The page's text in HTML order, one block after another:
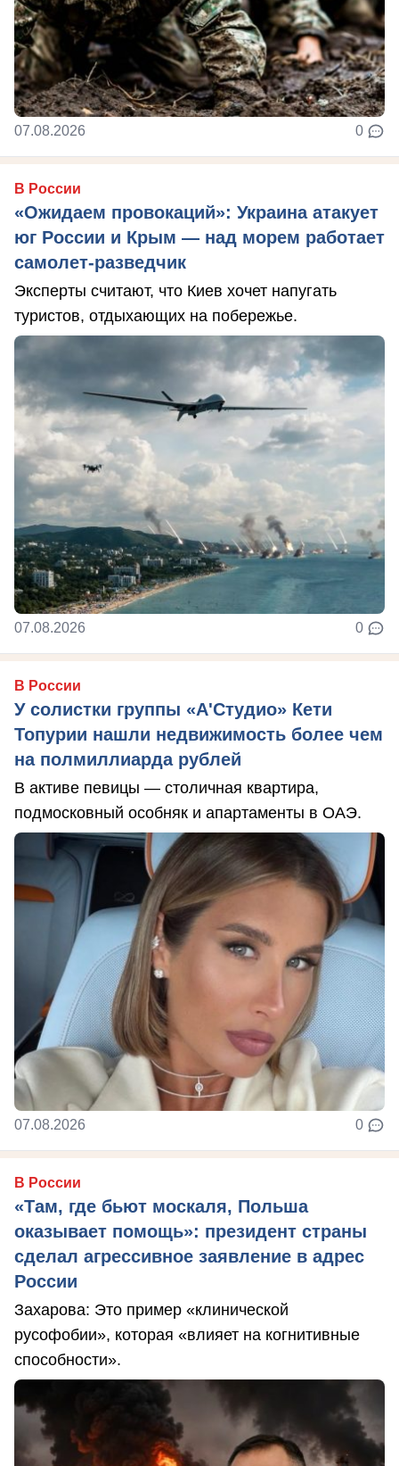
07.08.2026 0
В России
«Ожидаем провокаций»: Украина атакует
юг России и Крым — над морем работает
самолет-разведчик
Эксперты считают, что Киев хочет напугать
туристов, отдыхающих на побережье.
07.08.2026 0
В России
У солистки группы «А'Студио» Кети
Топурии нашли недвижимость более чем
на полмиллиарда рублей
В активе певицы — столичная квартира,
подмосковный особняк и апартаменты в ОАЭ.
07.08.2026 0
В России
«Там, где бьют москаля, Польша
оказывает помощь»: президент страны
сделал агрессивное заявление в адрес
России
Захарова: Это пример «клинической
русофобии», которая «влияет на когнитивные
способности».